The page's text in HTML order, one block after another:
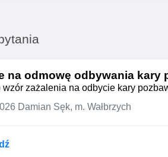
na odmowę odbywania
wzór zażalenia na odbycie kary
Damian Sęk, m. Wałbrzych